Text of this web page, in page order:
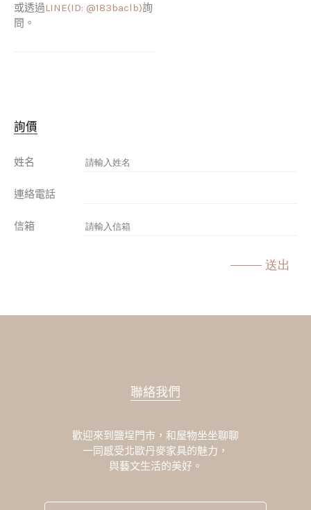
或透過LINE(ID: @183baclb)詢
問。
詢價
姓名
連絡電話
信箱
送出
聯絡我們
歡迎來到鹽埕門市，和屋物坐坐聊聊
一同感受北歐丹麥家具的魅力，
與藝文生活的美好。